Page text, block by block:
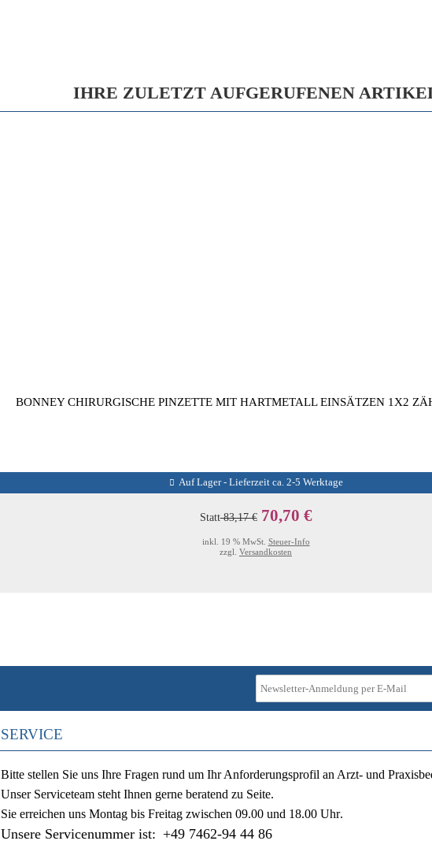
IHRE ZULETZT AUFGERUFENEN
BONNEY CHIRURGISCHE PINZETTE MIT HARTMETALL EINSÄTZEN 1X2
Auf Lager - Lieferzeit ca. 2-5 Werktage
Statt83,17 € 70,70 €
inkl. 19 % MwSt. Steuer-Info
zzgl. Versandkosten
SERVICE
Bitte stellen Sie uns Ihre Fragen rund um Ihr Anforderungsprofil an Arzt- und
Unser Serviceteam steht Ihnen gerne beratend zu Seite.
Sie erreichen uns Montag bis Freitag zwischen 09.00 und 18.00 Uhr.
Unsere Servicenummer ist: +49 7462-94 44 86